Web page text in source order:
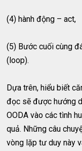
(4) hành động – act,
(5) Bước cuối cùng
(loop).
Dựa trên, hiểu biết
đọc sẽ được hướng
OODA vào các tình
quả. Những câu
vòng lặp tư duy này